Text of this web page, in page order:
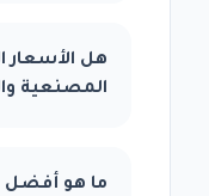
هل الأسعار
المصنعية
ما هو أفضل